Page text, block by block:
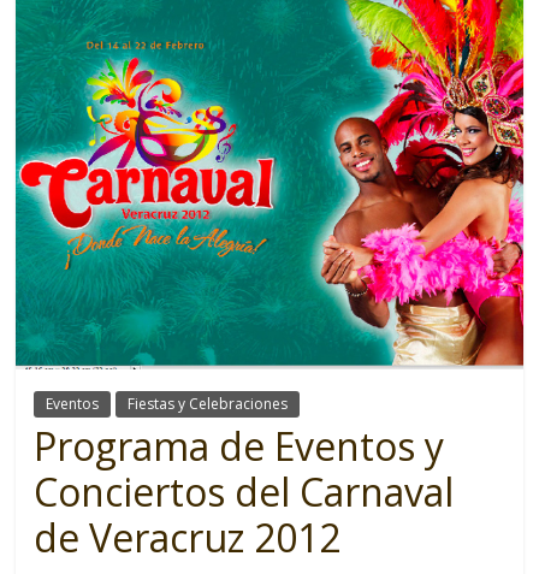
Eventos Fiestas y Celebraciones
Programa de Eventos y
Conciertos del Carnaval
de Veracruz 2012